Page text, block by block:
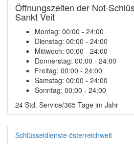
Öffnungszeiten der Not-
Sankt Veit
Montag: 00:00 - 24:00
Dienstag: 00:00 - 24:00
Mittwoch: 00:00 - 24:00
Donnerstag: 00:00 - 24:00
Freitag: 00:00 - 24:00
Samstag: 00:00 - 24:00
Sonntag: 00:00 - 24:00
24 Std. Service/365 Tage im Jahr
Schlüsseldienste österreichweit